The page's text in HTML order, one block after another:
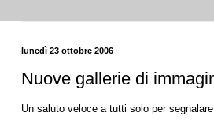
lunedì 23 ottobre 2006
Nuove gallerie di
Un saluto veloce a tutti solo per